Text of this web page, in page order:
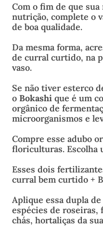
Com o fim de que
nutrição, complete o
de boa qualidade.
Da mesma forma,
de curral curtido, na
vaso.
Se não tiver esterco
o Bokashi que é um
orgânico de
microorganismos e
Compre esse adubo
floriculturas. Escolha
Esses dois
curral bem curtido +
Aplique essa dupla
espécies de
chás, hortaliças da